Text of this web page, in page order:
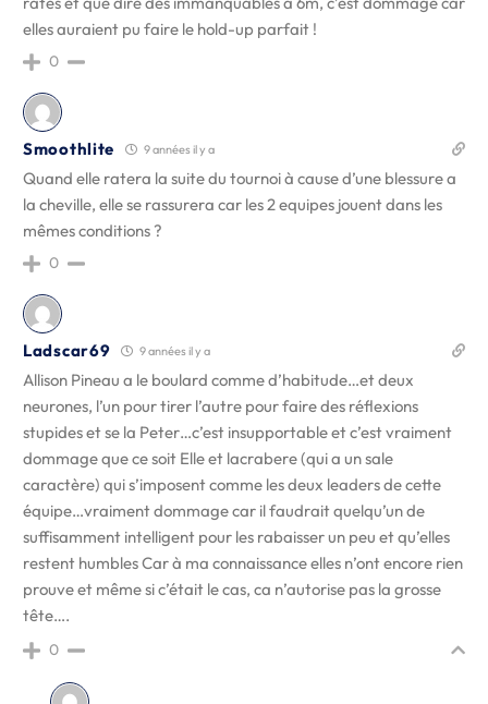
elles auraient pu faire le hold-up parfait !
0
Smoothlite 9 années il y a
Quand elle ratera la suite du tournoi à cause d’une blessure a
la cheville, elle se rassurera car les 2 equipes jouent dans les
mêmes conditions ?
0
Ladscar69 9 années il y a
Allison Pineau a le boulard comme d’habitude…et deux
neurones, l’un pour tirer l’autre pour faire des réflexions
stupides et se la Peter…c’est insupportable et c’est vraiment
dommage que ce soit Elle et lacrabere (qui a un sale
caractère) qui s’imposent comme les deux leaders de cette
équipe…vraiment dommage car il faudrait quelqu’un de
suffisamment intelligent pour les rabaisser un peu et qu’elles
restent humbles Car à ma connaissance elles n’ont encore rien
prouve et même si c’était le cas, ca n’autorise pas la grosse
tête….
0